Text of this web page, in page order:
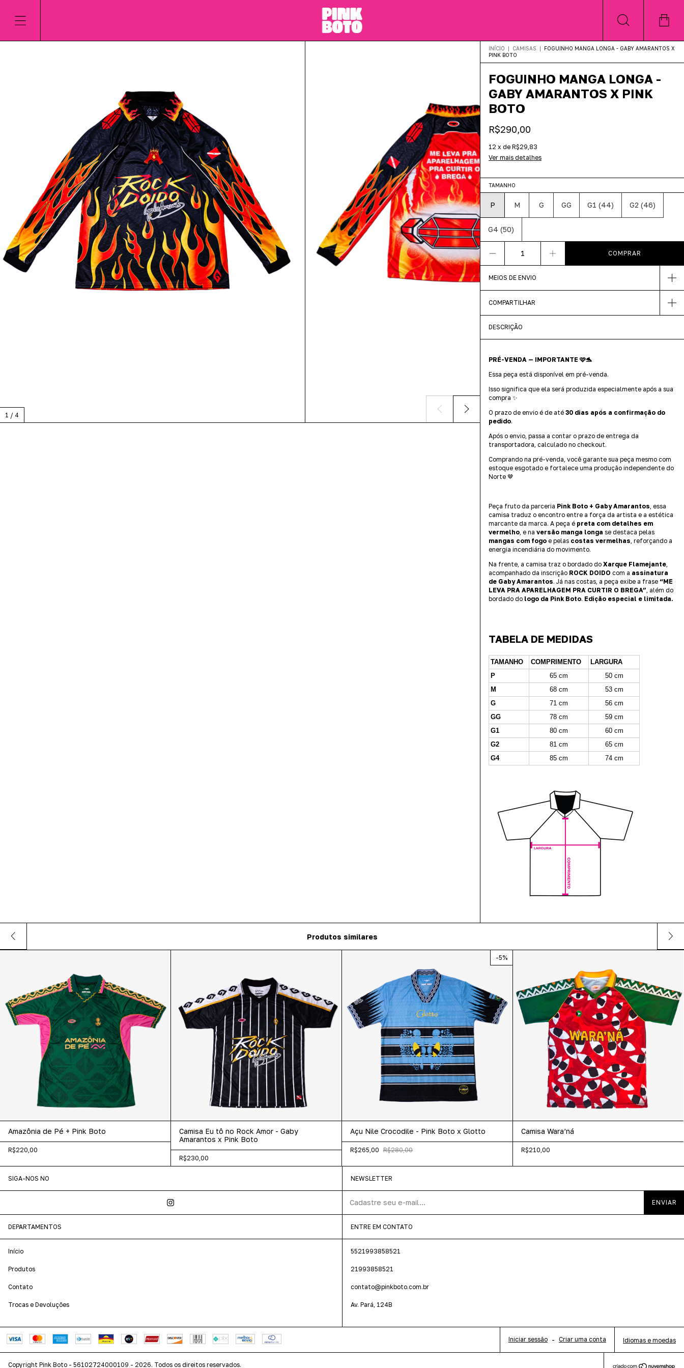
1 / 4
INÍCIO | CAMISAS |
FOGUINHO MANGA LONGA - GABY AMARANTOS X
PINK BOTO
FOGUINHO MANGA LONGA -
GABY AMARANTOS X PINK
BOTO
R$290,00
12 x de R$29,83
Ver mais detalhes
TAMANHO
P M G GG G1 (44) G2 (46)
G4 (50)
MEIOS DE ENVIO
COMPARTILHAR
DESCRIÇÃO
PRÉ-VENDA — IMPORTANTE 🩷🐬
Essa peça está disponível em pré-venda.
Isso significa que ela será produzida especialmente após a sua
compra ✨
O prazo de envio é de até 30 dias após a confirmação do
pedido.
Após o envio, passa a contar o prazo de entrega da
transportadora, calculado no checkout.
Comprando na pré-venda, você garante sua peça mesmo com
estoque esgotado e fortalece uma produção independente do
Norte 🤎
Peça fruto da parceria Pink Boto + Gaby Amarantos, essa
camisa traduz o encontro entre a força da artista e a estética
marcante da marca. A peça é preta com detalhes em
vermelho, e na versão manga longa se destaca pelas
mangas com fogo e pelas costas vermelhas, reforçando a
energia incendiária do movimento.
Na frente, a camisa traz o bordado do Xarque Flamejante,
acompanhado da inscrição ROCK DOIDO com a assinatura
de Gaby Amarantos. Já nas costas, a peça exibe a frase “ME
LEVA PRA APARELHAGEM PRA CURTIR O BREGA”, além do
bordado do logo da Pink Boto. Edição especial e limitada.
TABELA DE MEDIDAS
TAMANHO COMPRIMENTO
LARGURA
P
65 cm
50 cm
M
68 cm
53 cm
G
71 cm
56 cm
GG
78 cm
59 cm
G1
80 cm
60 cm
G2
81 cm
65 cm
G4
85 cm 74 cm
Produtos similares
Amazônia de Pé + Pink Boto
R$220,00
Camisa Eu tô no Rock Amor - Gaby
Amarantos x Pink Boto
R$230,00
-5%
Açu Nile Crocodile - Pink Boto x Glotto
R$265,00 R$280,00
Camisa Wara’ná
R$210,00
SIGA-NOS NO NEWSLETTER
DEPARTAMENTOS
Início
Produtos
Contato
Trocas e Devoluções
ENTRE EM CONTATO
5521993858521
21993858521
contato@pinkboto.com.br
Av. Pará, 124B
Iniciar sessão - Criar uma conta Idiomas e moedas
Copyright Pink Boto - 56102724000109 - 2026. Todos os direitos reservados.